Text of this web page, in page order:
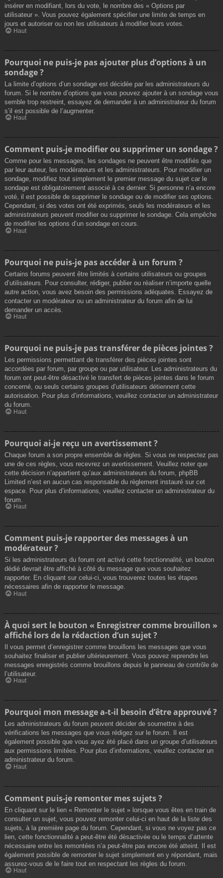
insérer en modifiant, lors du vote, le nombre des « Options par
utilisateur ». Vous pouvez également spécifier une limite de temps en
jours et autoriser ou non les utilisateurs à modifier leurs votes.
Haut
Pourquoi ne puis-je pas ajouter plus d’options à un
sondage ?
La limite d’options d’un sondage est décidée par les administrateurs du
forum. Si le nombre d’options que vous pouvez ajouter à un sondage vous
semble trop restreint, essayez de demander à un administrateur du forum
s’il est possible de l’augmenter.
Haut
Comment puis-je modifier ou supprimer un sondage ?
Comme pour les messages, les sondages ne peuvent être modifiés que
par leur auteur, les modérateurs et les administrateurs. Pour modifier un
sondage, modifiez tout simplement le premier message du sujet car le
sondage est obligatoirement associé à ce dernier. Si personne n’a encore
voté, il est possible de supprimer le sondage ou de modifier ses options.
Cependant, si des votes ont été exprimés, seuls les modérateurs et les
administrateurs peuvent modifier ou supprimer le sondage. Cela empêche
de modifier les options d’un sondage en cours.
Haut
Pourquoi ne puis-je pas accéder à un forum ?
Certains forums peuvent être limités à certains utilisateurs ou groupes
d’utilisateurs. Pour consulter, rédiger, publier ou réaliser n’importe quelle
autre action, vous avez besoin des permissions adéquates. Essayez de
contacter un modérateur ou un administrateur du forum afin de lui
demander un accès.
Haut
Pourquoi ne puis-je pas transférer de pièces jointes ?
Les permissions permettant de transférer des pièces jointes sont
accordées par forum, par groupe ou par utilisateur. Les administrateurs du
forum ont peut-être désactivé le transfert de pièces jointes dans le forum
concerné, ou seuls certains groupes d’utilisateurs détiennent cette
autorisation. Pour plus d’informations, veuillez contacter un administrateur
du forum.
Haut
Pourquoi ai-je reçu un avertissement ?
Chaque forum a son propre ensemble de règles. Si vous ne respectez pas
une de ces règles, vous recevrez un avertissement. Veuillez noter que
cette décision n’appartient qu’aux administrateurs du forum, phpBB
Limited n’est en aucun cas responsable du règlement instauré sur cet
espace. Pour plus d’informations, veuillez contacter un administrateur du
forum.
Haut
Comment puis-je rapporter des messages à un
modérateur ?
Si les administrateurs du forum ont activé cette fonctionnalité, un bouton
dédié devrait être affiché à côté du message que vous souhaitez
rapporter. En cliquant sur celui-ci, vous trouverez toutes les étapes
nécessaires afin de rapporter le message.
Haut
À quoi sert le bouton « Enregistrer comme brouillon »
affiché lors de la rédaction d’un sujet ?
Il vous permet d’enregistrer comme brouillons les messages que vous
souhaitez finaliser et publier ultérieurement. Vous pouvez reprendre les
messages enregistrés comme brouillons depuis le panneau de contrôle de
l’utilisateur.
Haut
Pourquoi mon message a-t-il besoin d’être approuvé ?
Les administrateurs du forum peuvent décider de soumettre à des
vérifications les messages que vous rédigez sur le forum. Il est
également possible que vous ayez été placé dans un groupe d’utilisateurs
aux permissions limitées. Pour plus d’informations, veuillez contacter un
administrateur du forum.
Haut
Comment puis-je remonter mes sujets ?
En cliquant sur le lien « Remonter le sujet » lorsque vous êtes en train de
consulter un sujet, vous pouvez remonter celui-ci en haut de la liste des
sujets, à la première page du forum. Cependant, si vous ne voyez pas ce
lien, cette fonctionnalité a peut-être été désactivée ou le temps d’attente
nécessaire entre les remontées n’a peut-être pas encore été atteint. Il est
également possible de remonter le sujet simplement en y répondant, mais
assurez-vous de le faire tout en respectant les règles du forum.
Haut